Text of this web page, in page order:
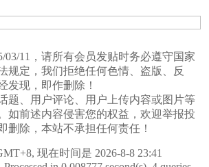
03/11，请所有会员发贴时务必遵守国家
规定，我们拒绝任何色情、盗版、反
发现，即作删除！
题、用户评论、用户上传内容或图片等
如前述内容侵害您的权益，欢迎举报投
删除，本站不承担任何责任！
现在时间是 2026-8-8 23:41